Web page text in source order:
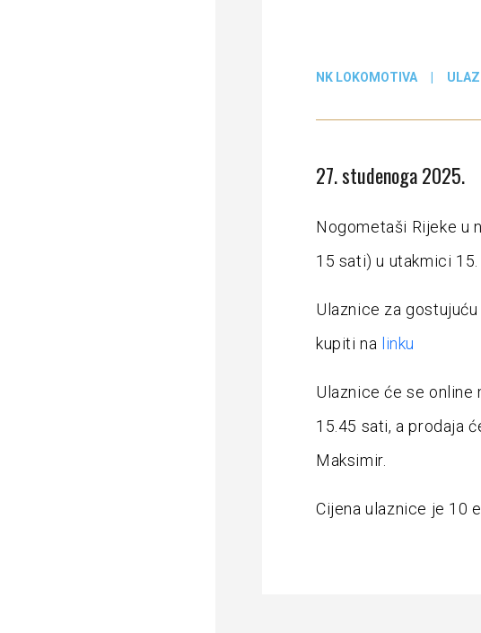
NK LOKOMOTIVA
27. studenoga 2025.
Nogometaši Rijeke u
15 sati) u utakmici
Ulaznice za
kupiti na linku
Ulaznice će se online
15.45 sati, a prodaja
Maksimir.
Cijena ulaznice je 10